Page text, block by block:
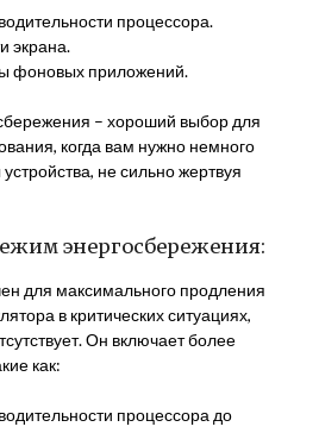
процессора.
экрана.
фоновых приложений.
– хороший выбор для
когда вам нужно немного
не сильно жертвуя
энергосбережения:
для максимального продления
в критических ситуациях,
Он включает более
как:
процессора до